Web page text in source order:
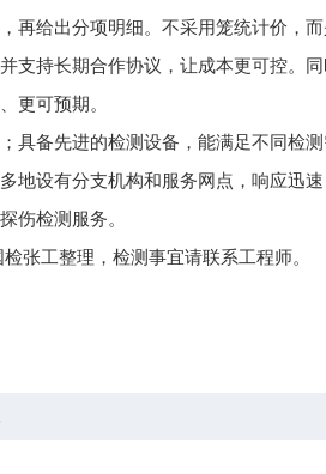
再给出分项明细。不采用笼统计价，
支持长期合作协议，让成本更可控。
更可预期。
具备先进的检测设备，能满足不同检
地设有分支机构和服务网点，响应迅
伤检测服务。
张工整理，检测事宜请联系工程师。